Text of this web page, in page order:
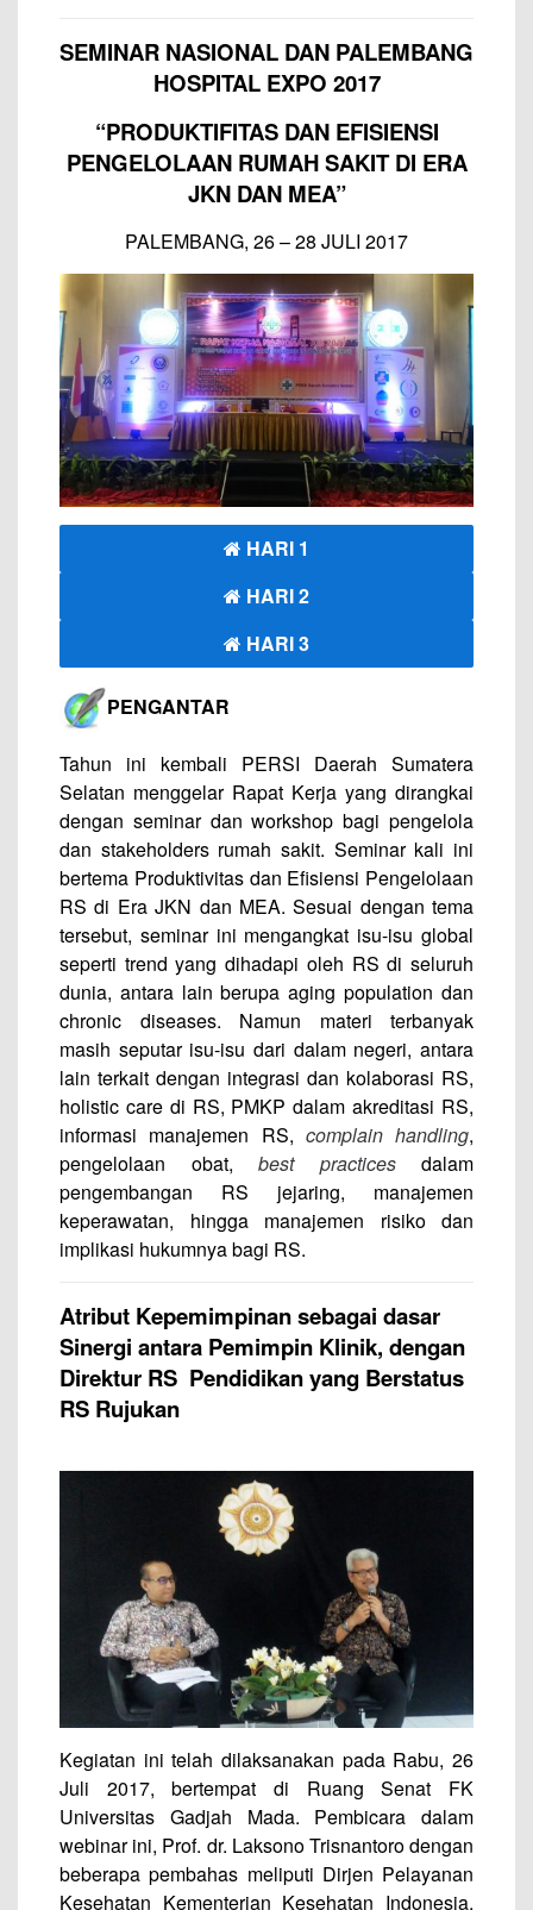
SEMINAR NASIONAL DAN PALEMBANG
HOSPITAL EXPO 2017
“PRODUKTIFITAS DAN EFISIENSI
PENGELOLAAN RUMAH SAKIT DI ERA
JKN DAN MEA”
PALEMBANG, 26 – 28 JULI 2017
HARI 1
HARI 2
HARI 3
PENGANTAR
Tahun ini kembali PERSI Daerah Sumatera
Selatan menggelar Rapat Kerja yang dirangkai
dengan seminar dan workshop bagi pengelola
dan stakeholders rumah sakit. Seminar kali ini
bertema Produktivitas dan Efisiensi Pengelolaan
RS di Era JKN dan MEA. Sesuai dengan tema
tersebut, seminar ini mengangkat isu-isu global
seperti trend yang dihadapi oleh RS di seluruh
dunia, antara lain berupa aging population dan
chronic diseases. Namun materi terbanyak
masih seputar isu-isu dari dalam negeri, antara
lain terkait dengan integrasi dan kolaborasi RS,
holistic care di RS, PMKP dalam akreditasi RS,
informasi manajemen RS, complain handling,
pengelolaan obat, best practicesdalam
pengembangan RS jejaring, manajemen
keperawatan, hingga manajemen risiko dan
implikasi hukumnya bagi RS.
Atribut Kepemimpinan sebagai dasar
Sinergi antara Pemimpin Klinik, dengan
Direktur RS Pendidikan yang Berstatus
RS Rujukan
Kegiatan ini telah dilaksanakan pada Rabu, 26
Juli 2017, bertempat di Ruang Senat FK
Universitas Gadjah Mada. Pembicara dalam
webinar ini, Prof. dr. Laksono Trisnantoro dengan
beberapa pembahas meliputi Dirjen Pelayanan
Kesehatan Kementerian Kesehatan Indonesia,